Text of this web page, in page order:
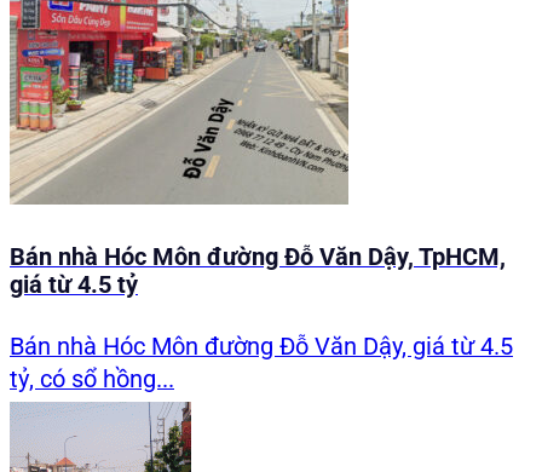
Bán nhà Hóc Môn đường Đỗ Văn Dậy, TpHCM,
giá từ 4.5 tỷ
Bán nhà Hóc Môn đường Đỗ Văn Dậy, giá từ 4.5
tỷ, có sổ hồng...